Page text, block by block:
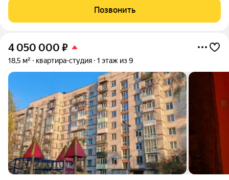
Количество комнат: Студия, Общая площадь: 20.9 м, Жилая
площадь: 14.2 м, Этаж: 9
Позвонить
4 050 000 ₽
18,5 м² квартира-студия 1 этаж из 9